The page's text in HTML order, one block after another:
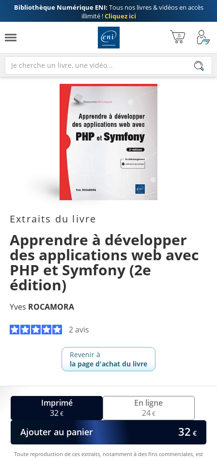
Bibliothèque Numérique ENI: Tous nos livres & vidéos en accès
illimité !Cliquez ici
Extraits du livre
Apprendre à développer
des applications web avec
PHP et Symfony (2e
édition)
Yves ROCAMORA
2 avis
Revenir à
la page d'achat du livre
Imprimé
32€
En ligne
24€
Ajouter au panier 32 €
Toute reproduction de ces extraits, notamment à des fins commerciales, est